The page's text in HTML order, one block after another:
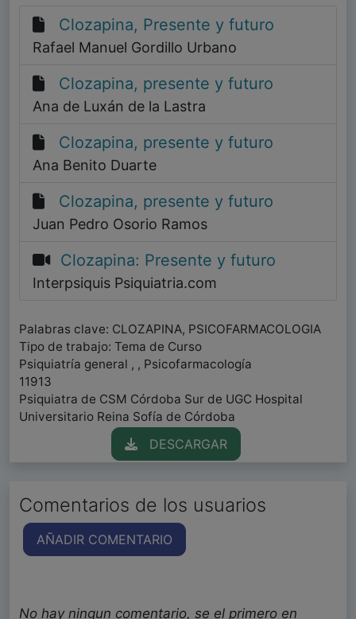
Clozapina, Presente y futuro
Rafael Manuel Gordillo Urbano
Clozapina, presente y futuro
Ana de Luxán de la Lastra
Clozapina, presente y futuro
Ana Benito Duarte
Clozapina, presente y futuro
Juan Pedro Osorio Ramos
Clozapina: Presente y futuro
Interpsiquis Psiquiatria.com
Palabras clave: CLOZAPINA, PSICOFARMACOLOGIA
Tipo de trabajo: Tema de Curso
Psiquiatría general , , Psicofarmacología
11913
Psiquiatra de CSM Córdoba Sur de UGC Hospital
Universitario Reina Sofía de Córdoba
DESCARGAR
Comentarios de los usuarios
AÑADIR COMENTARIO
No hay ningun comentario, se el primero en